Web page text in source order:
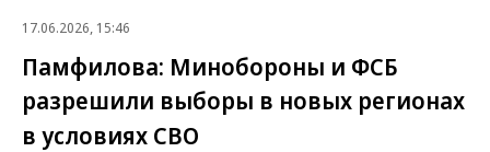
17.06.2026, 15:46
Памфилова: Минобороны и ФСБ
разрешили выборы в новых регионах
в условиях СВО